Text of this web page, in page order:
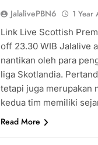
JalalivePBN6 1 Year
Link Live Scottish
off 23.30 WIB Jalalive
nantikan oleh para
liga Skotlandia.
tetapi juga merupakan
kedua tim memiliki
Read More